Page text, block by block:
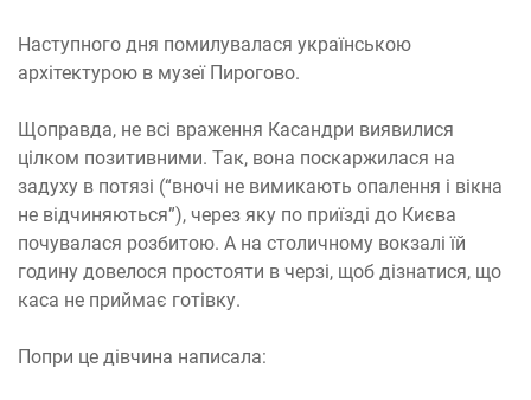
Наступного дня помилувалася українською
архітектурою в музеї Пирогово.
Щоправда, не всі враження Касандри виявилися
цілком позитивними. Так, вона поскаржилася на
задуху в потязі (“вночі не вимикають опалення і вікна
не відчиняються”), через яку по приїзді до Києва
почувалася розбитою. А на столичному вокзалі їй
годину довелося простояти в черзі, щоб дізнатися, що
каса не приймає готівку.
Попри це дівчина написала: